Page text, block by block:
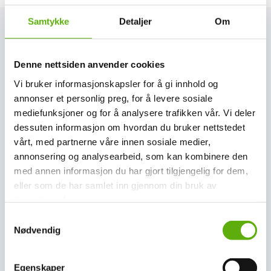
Samtykke Detaljer Om
Denne nettsiden anvender cookies
Vi bruker informasjonskapsler for å gi innhold og
annonser et personlig preg, for å levere sosiale
mediefunksjoner og for å analysere trafikken vår. Vi deler
dessuten informasjon om hvordan du bruker nettstedet
vårt, med partnerne våre innen sosiale medier,
annonsering og analysearbeid, som kan kombinere den
med annen informasjon du har gjort tilgjengelig for dem,
eller som de har samlet inn gjennom din bruk av
Nødvendig
Egenskaper
Se siste nytt her
Se alle nyheter